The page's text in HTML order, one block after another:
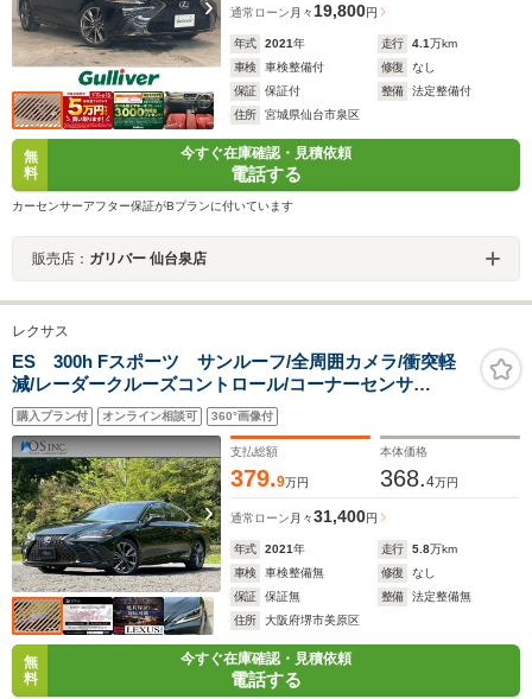
通常ローン 月々19,800円
年式 2021年 走行 4.1万km
車検
車検整備付 修復
なし
保証
保証付 整備
法定整備付
住所
宮城県仙台市泉区
無
料
今すぐ在庫確認・見積依頼
電話する
カーセンサーアフター保証がBプランに付いています
販売店： ガリバー 仙台泉店
レクサス
ES 300h Fスポーツ サンルーフ/全周囲カメラ/衝突軽
減/レーダークルーズコントロール/コーナーセンサ
ー/BSM/ハンドルヒーター/シートヒーター・エアコン/パ
ワーシート/シートメモリ/ETC/Bluetooth
購入プラン付 オンライン相談可 360°画像付
支払総額
379.9万円
本体価格
368.4万円
通常ローン 月々31,400円
年式 2021年 走行 5.8万km
車検
車検整備無 修復
なし
保証
保証無 整備
法定整備無
住所
大阪府堺市美原区
無
料
今すぐ在庫確認・見積依頼
電話する